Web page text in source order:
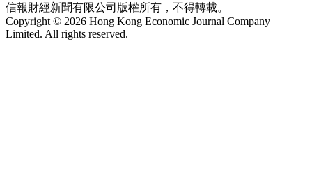
信報財經新聞有限公司版權所有，不得轉載。
Copyright © 2026 Hong Kong Economic Journal Company
Limited. All rights reserved.